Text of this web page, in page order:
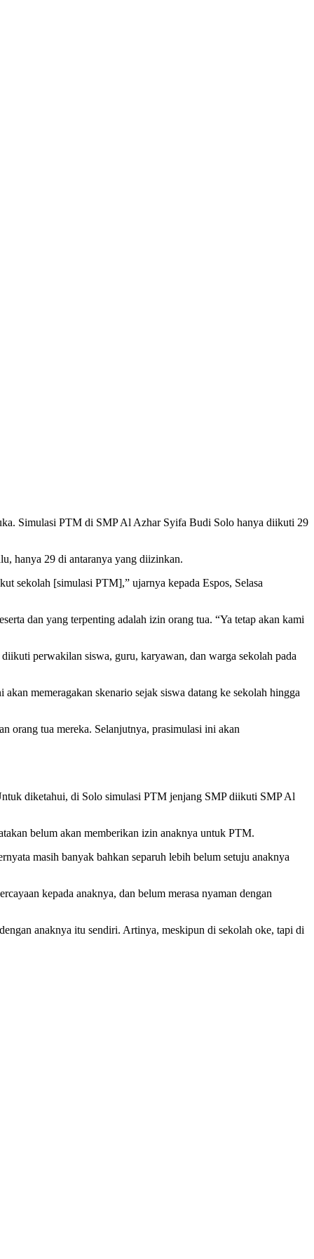
Simulasi PTM di SMP Al Azhar Syifa Budi Solo hanya diikuti 29
hanya 29 di antaranya yang diizinkan.
sekolah [simulasi PTM],” ujarnya kepada Espos, Selasa
dan yang terpenting adalah izin orang tua. “Ya tetap akan kami
perwakilan siswa, guru, karyawan, dan warga sekolah pada
memeragakan skenario sejak siswa datang ke sekolah hingga
orang tua mereka. Selanjutnya, prasimulasi ini akan
diketahui, di Solo simulasi PTM jenjang SMP diikuti SMP Al
belum akan memberikan izin anaknya untuk PTM.
masih banyak bahkan separuh lebih belum setuju anaknya
kepada anaknya, dan belum merasa nyaman dengan
anaknya itu sendiri. Artinya, meskipun di sekolah oke, tapi di